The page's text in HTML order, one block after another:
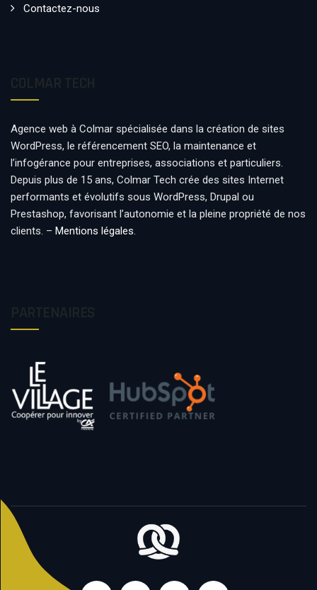
Contactez-nous
Agence web à Colmar spécialisée dans la création de sites
WordPress, le référencement SEO, la maintenance et
l’infogérance pour entreprises, associations et particuliers.
Depuis plus de 15 ans, Colmar Tech crée des sites Internet
performants et évolutifs sous WordPress, Drupal ou
Prestashop, favorisant l’autonomie et la pleine propriété de nos
clients. – Mentions légales.